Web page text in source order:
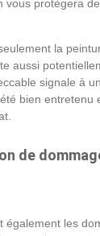
vous protègera
la
aussi
signale à
bien entretenu
de
également les